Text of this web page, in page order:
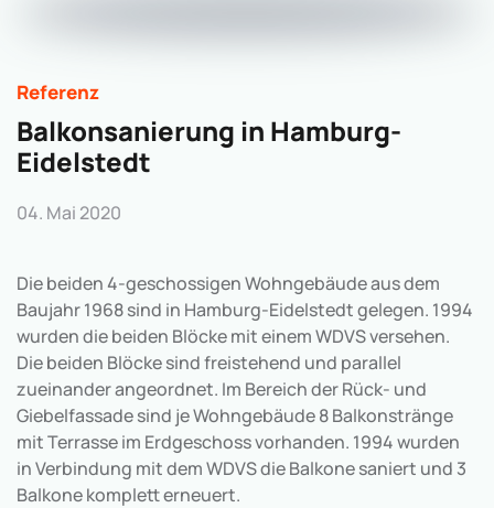
Referenz
Balkonsanierung in Hamburg-
Eidelstedt
04. Mai 2020
Die beiden 4-geschossigen Wohngebäude aus dem
Baujahr 1968 sind in Hamburg-Eidelstedt gelegen. 1994
wurden die beiden Blöcke mit einem WDVS versehen.
Die beiden Blöcke sind freistehend und parallel
zueinander angeordnet. Im Bereich der Rück- und
Giebelfassade sind je Wohngebäude 8 Balkonstränge
mit Terrasse im Erdgeschoss vorhanden. 1994 wurden
in Verbindung mit dem WDVS die Balkone saniert und 3
Balkone komplett erneuert.